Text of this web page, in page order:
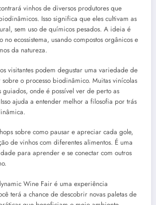
vinhos de diversos produtores que
Isso significa que eles cultivam as
sem uso de químicos pesados. A ideia é
ecossistema, usando compostos orgânicos e
da natureza.
visitantes podem degustar uma variedade de
o processo biodinâmico. Muitas vinícolas
guiados, onde é possível ver de perto as
ajuda a entender melhor a filosofia por trás
sobre como pausar e apreciar cada gole,
de vinhos com diferentes alimentos. É uma
para aprender e se conectar com outros
Wine Fair é uma experiência
terá a chance de descobrir novas paletas de